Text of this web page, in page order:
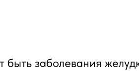
быть заболевания